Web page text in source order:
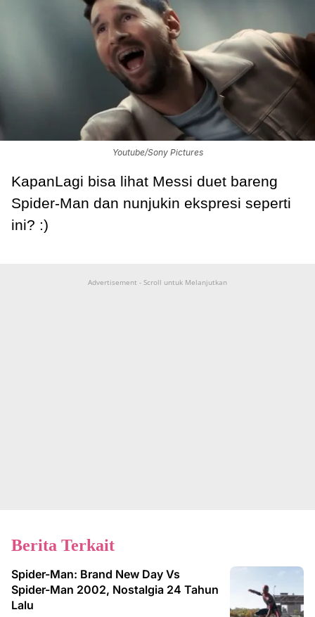
Youtube/Sony Pictures
KapanLagi bisa lihat Messi duet bareng
Spider-Man dan nunjukin ekspresi seperti
ini? :)
Advertisement - Scroll untuk Melanjutkan
Berita Terkait
Spider-Man: Brand New Day Vs
Spider-Man 2002, Nostalgia 24 Tahun
Lalu